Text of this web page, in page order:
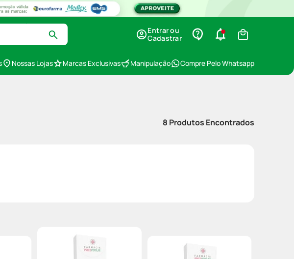
Entrar ou
Cadastrar
Nossas Lojas Marcas Exclusivas Manipulação Compre Pelo Whatsapp
8 Produtos Encontrados